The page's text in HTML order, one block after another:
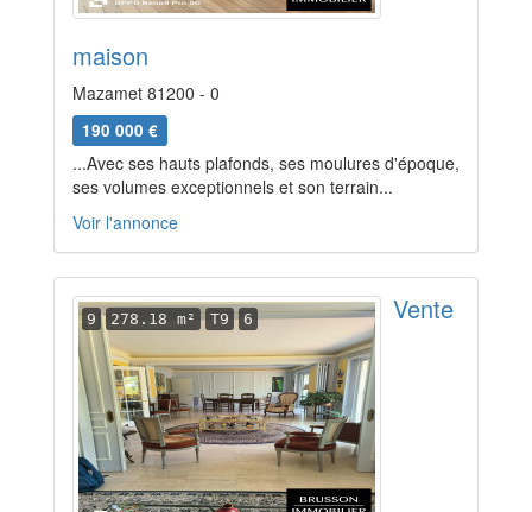
maison
Mazamet 81200 - 0
190 000 €
...Avec ses hauts plafonds, ses moulures d'époque,
ses volumes exceptionnels et son terrain...
Voir l'annonce
9 278.18 m² T9 6 Vente